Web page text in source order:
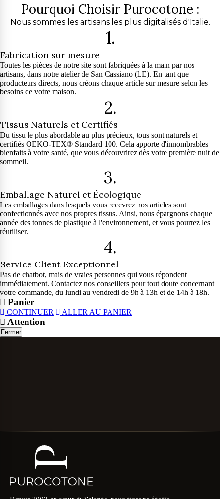
Pourquoi Choisir Purocotone :
Nous sommes les artisans les plus digitalisés d'Italie.
1.
Fabrication sur mesure
Toutes les pièces de notre site sont fabriquées à la main par nos
artisans, dans notre atelier de San Cassiano (LE). En tant que
producteurs directs, nous créons chaque article sur mesure selon les
besoins de votre maison.
2.
Tissus Naturels et Certifiés
Du tissu le plus abordable au plus précieux, tous sont naturels et
certifiés OEKO-TEX® Standard 100. Cela apporte d'innombrables
bienfaits à votre santé, que vous découvrirez dès votre première nuit de
sommeil.
3.
Emballage Naturel et Écologique
Les emballages dans lesquels vous recevrez nos articles sont
confectionnés avec nos propres tissus. Ainsi, nous épargnons chaque
année des tonnes de plastique à l'environnement, et vous pourrez les
réutiliser.
4.
Service Client Exceptionnel
Pas de chatbot, mais de vraies personnes qui vous répondent
immédiatement. Contactez nos conseillers pour tout doute concernant
votre commande, du lundi au vendredi de 9h à 13h et de 14h à 18h.
Panier
CONTINUER ALLER AU PANIER
Attention
Fermer